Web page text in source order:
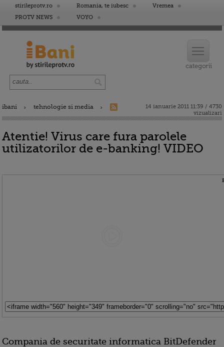
stirileprotv.ro Romania, te iubesc
Vremea
PROTV NEWS
VOYO
ibani tehnologie si media
14 ianuarie 2011 11:39 / 4730
vizualizari
Atentie! Virus care fura parolele
utilizatorilor de e-banking! VIDEO
Compania de securitate informatica BitDefender